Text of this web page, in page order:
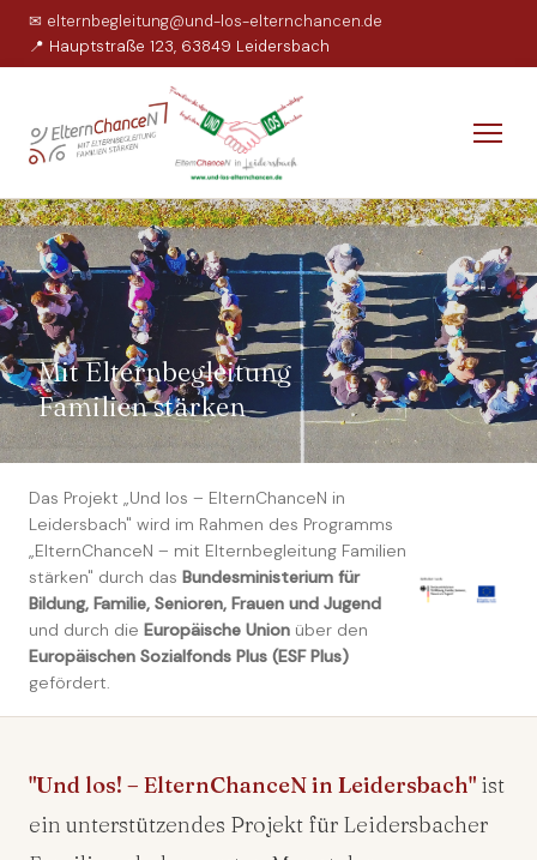
✉ elternbegleitung@und-los-elternchancen.de
📍 Hauptstraße 123, 63849 Leidersbach
Mit Elternbegleitung
Familien stärken
Das Projekt „Und los – ElternChanceN in
Leidersbach" wird im Rahmen des Programms
„ElternChanceN – mit Elternbegleitung Familien
stärken" durch das Bundesministerium für
Bildung, Familie, Senioren, Frauen und Jugend
und durch die Europäische Union über den
Europäischen Sozialfonds Plus (ESF Plus)
gefördert.
"Und los! – ElternChanceN in Leidersbach" ist
ein unterstützendes Projekt für Leidersbacher